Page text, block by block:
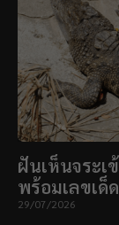
ฝันเห็นจระเ
พร้อมเลขเด็ด
29/07/2026